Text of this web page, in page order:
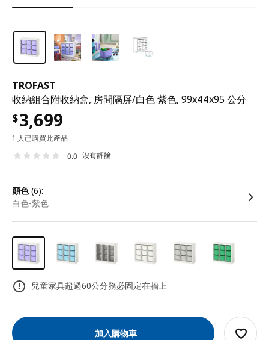
TROFAST
收納組合附收納盒, 房間隔屏/白色 紫色, 99x44x95 公分
$3,699
1 人已購買此產品
0.0 沒有評論
顏色(6):
白色-紫色
兒童家具超過60公分務必固定在牆上
加入購物車